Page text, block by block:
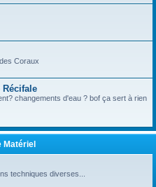
Coraux
Récifale
changements d'eau ? bof ça sert à rien
Matériel
techniques diverses...